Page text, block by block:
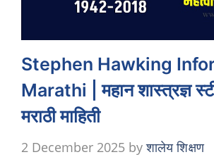
Stephen Hawking
Marathi | महान शास्त्रज्ञ
मराठी माहिती
2 December 2025 byशालेय शिक्षण